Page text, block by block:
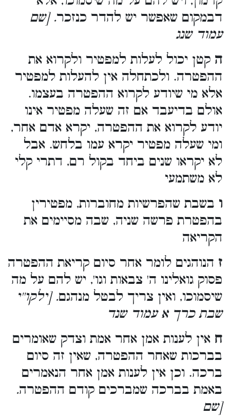
דבמקום שאפשר יש להדר כנזכר. [שם
עמוד שנג
ה קטן יכול לעלות למפטיר ולקרוא את
ההפטרה. ולכתחלה אין להעלות למפטיר
אלא מי שיודע לקרוא ההפטרה בעצמו.
אולם בדיעבד אם זה שעלה מפטיר אינו
יודע לקרוא את ההפטרה, יקרא אדם אחר,
ומי שעלה מפטיר יקרא עמו בלחש. אבל
לא יקראו שנים ביחד בקול רם, דתרי קלי
לא משתמעי
ו בשבת שהפרשיות מחוברות, מפטירין
בהפטרת פרשה שניה, שבה מסיימים את
הקריאה
ז הנוהגים לומר אחר סיום קריאת ההפטרה
פסוק גואלינו ה' צבאות וגו', יש להם על מה
שיסמוכו, ואין צריך לבטל מנהגם. [ילקו''י
שבת כרך א עמוד שנד
ח אין לענות אמן אחר אמת וצדק שאומרים
בברכות שאחר ההפטרה, שאין זה סיום
ברכה. וכן אין לענות אמן אחר הנאמרים
באמת בברכה שמברכים קודם ההפטרה.
[שם